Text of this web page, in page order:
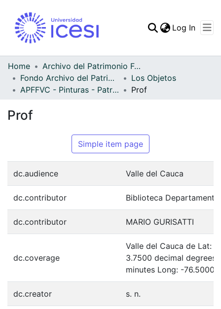
Statistics
Log In
Home
Archivo del Patrimonio Fotográfico y Fílmico del Valle del Cauca
Fondo Archivo del Patrimonio Fotográfico y Fílmico del Valle del Cauca
Los Objetos
APFFVC - Pinturas - Patrimonial
Prof
Prof
Simple item page
dc.audience Valle del Cauca
dc.contributor Biblioteca
dc.contributor MARIO GURISATTI
dc.coverage
Valle del Cauca de Lat:
3.7500 decimal degrees
minutes Long: -76.5000
dc.creator s. n.